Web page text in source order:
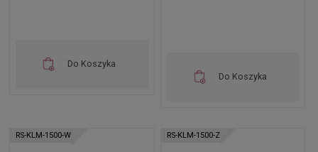
Do Koszyka
Do Koszyka
RS-KLM-1500-W RS-KLM-1500-Z